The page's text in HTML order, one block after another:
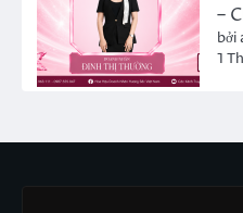
–
bởi
1